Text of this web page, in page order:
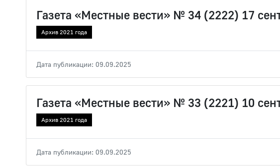
Газета «Местные вести» № 34 (2222) 17
Архив 2021 года
Дата публикации: 09.09.2025
Газета «Местные вести» № 33 (2221) 10
Архив 2021 года
Дата публикации: 09.09.2025